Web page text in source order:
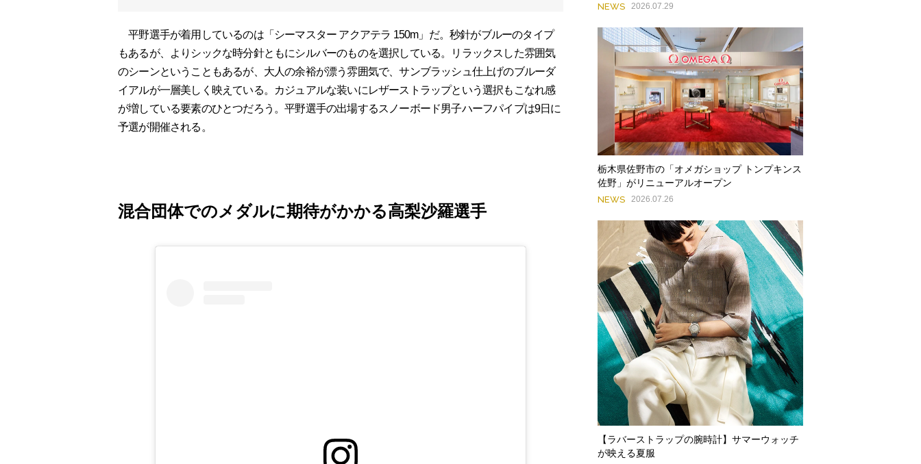
平野選手が着用しているのは「シーマスター アクアテラ 150m」だ。秒針がブルーのタイプ
もあるが、よりシックな時分針ともにシルバーのものを選択している。リラックスした雰囲気
のシーンということもあるが、大人の余裕が漂う雰囲気で、サンブラッシュ仕上げのブルーダ
イアルが一層美しく映えている。カジュアルな装いにレザーストラップという選択もこなれ感
が増している要素のひとつだろう。平野選手の出場するスノーボード男子ハーフパイプは9日に
予選が開催される。
混合団体でのメダルに期待がかかる高梨沙羅選手
NEWS 2026.07.29
栃木県佐野市の「オメガショップ トンプキンス
佐野」がリニューアルオープン
NEWS 2026.07.26
【ラバーストラップの腕時計】サマーウォッチ
が映える夏服